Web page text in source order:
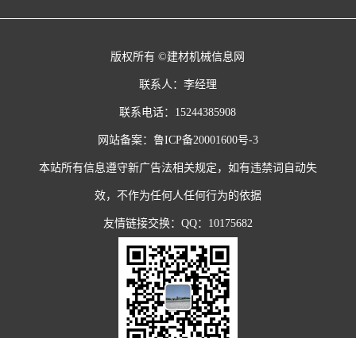
版权所有 ©建材机械信息网
联系人：李经理
联系电话：15244385908
网站备案： 鲁ICP备20001600号-3
本站所有信息遵守新广告法相关规定，如有违禁词自动失
效，不作为任何人任何行为的依据
友情链接交换：QQ：10175682